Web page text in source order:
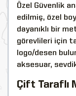
Özel Güvenlik
edilmiş, özel
dayanıklı bir
görevlileri için
logo/desen
aksesuar,
Çift Taraflı